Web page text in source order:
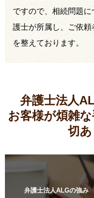
ですので、相続問題
護士が所属し、ご依頼
を整えております。
弁護士法人
お客様が煩雑
切あ
弁護士法人ALGの強み